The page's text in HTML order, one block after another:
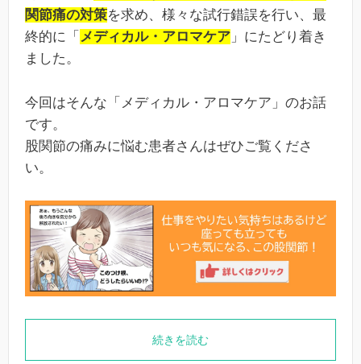
関節痛の対策を求め、様々な試行錯誤を行い、最
終的に「 メディカル・アロマケア 」にたどり着き
ました。
今回はそんな「メディカル・アロマケア」のお話
です。
股関節の痛みに悩む患者さんはぜひご覧くださ
い。
続きを読む